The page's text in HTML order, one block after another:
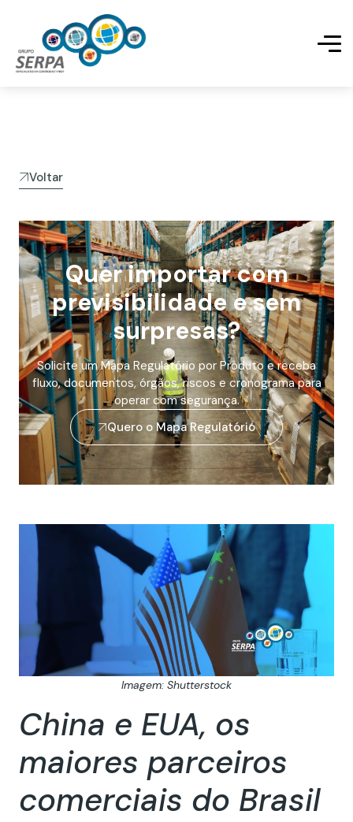
Voltar
Solicite um Mapa Regulatório por Produto e receba
fluxo, documentos, órgãos, riscos e cronograma para
operar com segurança.
Quer importar com
previsibilidade e sem
surpresas?
Quero o Mapa Regulatório
Imagem: Shutterstock
China e EUA, os
maiores parceiros
comerciais do Brasil